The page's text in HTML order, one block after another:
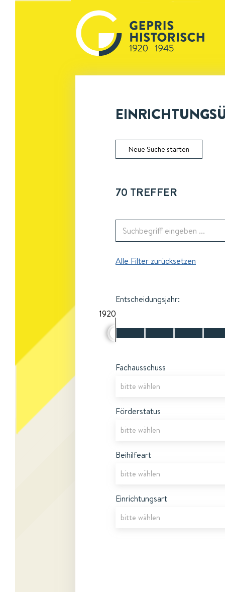
Neue Suche starten
70 TREFFER
Alle Filter zurücksetzen
Entscheidungsjahr:
1920
Fachausschuss
Förderstatus
Beihilfeart
Einrichtungsart